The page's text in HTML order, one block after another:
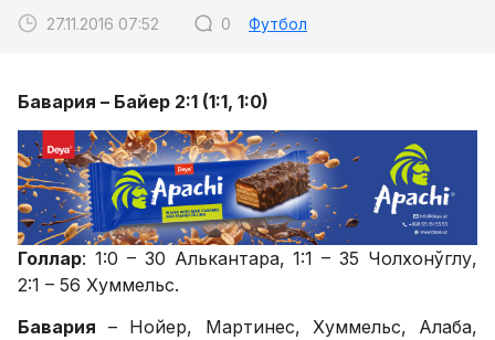
27.11.2016 07:52 0 Футбол
Бавария – Байер 2:1 (1:1, 1:0)
Голлар: 1:0 – 30 Алькантара, 1:1 – 35 Чолхонўглу,
2:1 – 56 Хуммельс.
Бавария – Нойер, Мартинес, Хуммельс, Алаба,